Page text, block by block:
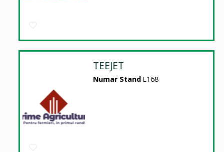
TEEJET
Numar Stand E168